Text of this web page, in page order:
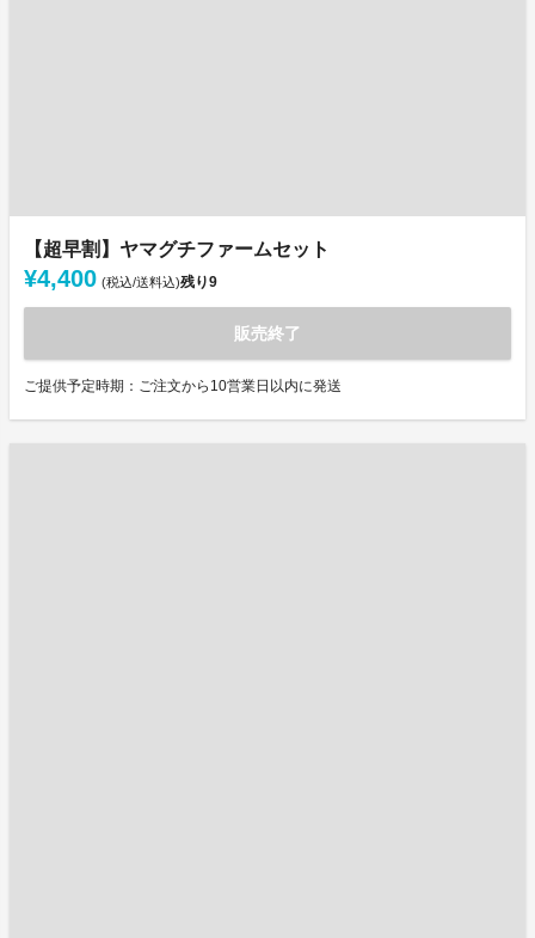
【超早割】ヤマグチファームセット
¥4,400 (税込/送料込)残り9
販売終了
ご提供予定時期：ご注文から10営業日以内に発送